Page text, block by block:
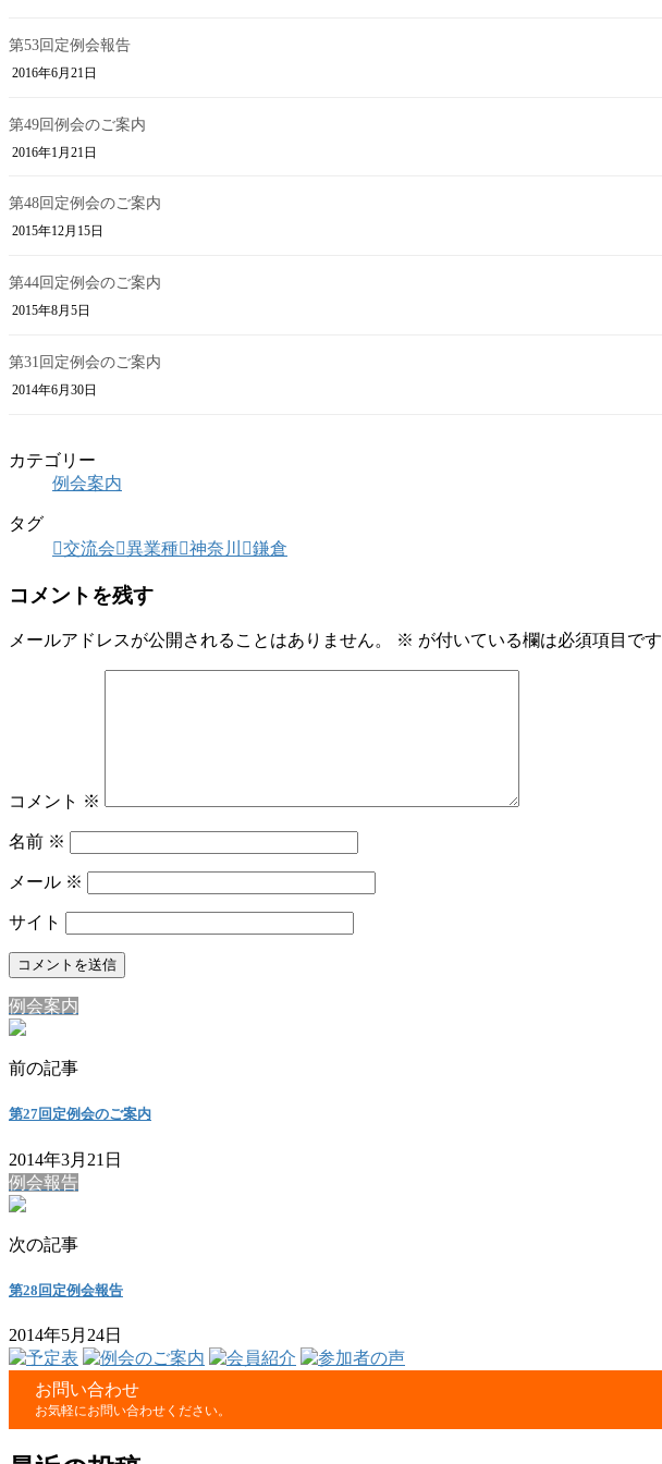
第53回定例会報告
2016年6月21日
第49回例会のご案内
2016年1月21日
第48回定例会のご案内
2015年12月15日
第44回定例会のご案内
2015年8月5日
第31回定例会のご案内
2014年6月30日
カテゴリー
例会案内
タグ
交流会
異業種 神奈川 鎌倉
コメントを残す
メールアドレスが公開されることはありません。 ※ が付いている欄は必須項目です
コメント ※
名前 ※
メール ※
サイト
例会案内
前の記事
第27回定例会のご案内
2014年3月21日
例会報告
次の記事
第28回定例会報告
2014年5月24日
お問い合わせ
お気軽にお問い合わせください。